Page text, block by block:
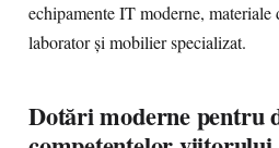
echipamente IT moderne, materiale
laborator și mobilier specializat.
Dotări moderne pentru